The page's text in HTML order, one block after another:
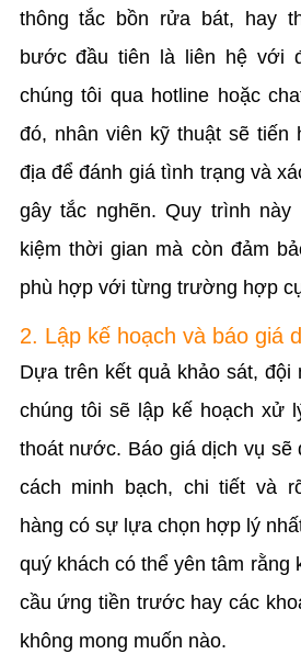
thông tắc bồn rửa bát, hay
bước đầu tiên là liên hệ với
chúng tôi qua hotline hoặc
đó, nhân viên kỹ thuật sẽ tiến
địa để đánh giá tình trạng và
gây tắc nghẽn. Quy trình này
kiệm thời gian mà còn đảm
phù hợp với từng trường hợp
2. Lập kế hoạch và báo giá
Dựa trên kết quả khảo sát, đội
chúng tôi sẽ lập kế hoạch xử
thoát nước. Báo giá dịch vụ sẽ
cách minh bạch, chi tiết và
hàng có sự lựa chọn hợp lý
quý khách có thể yên tâm rằng
cầu ứng tiền trước hay các
không mong muốn nào.